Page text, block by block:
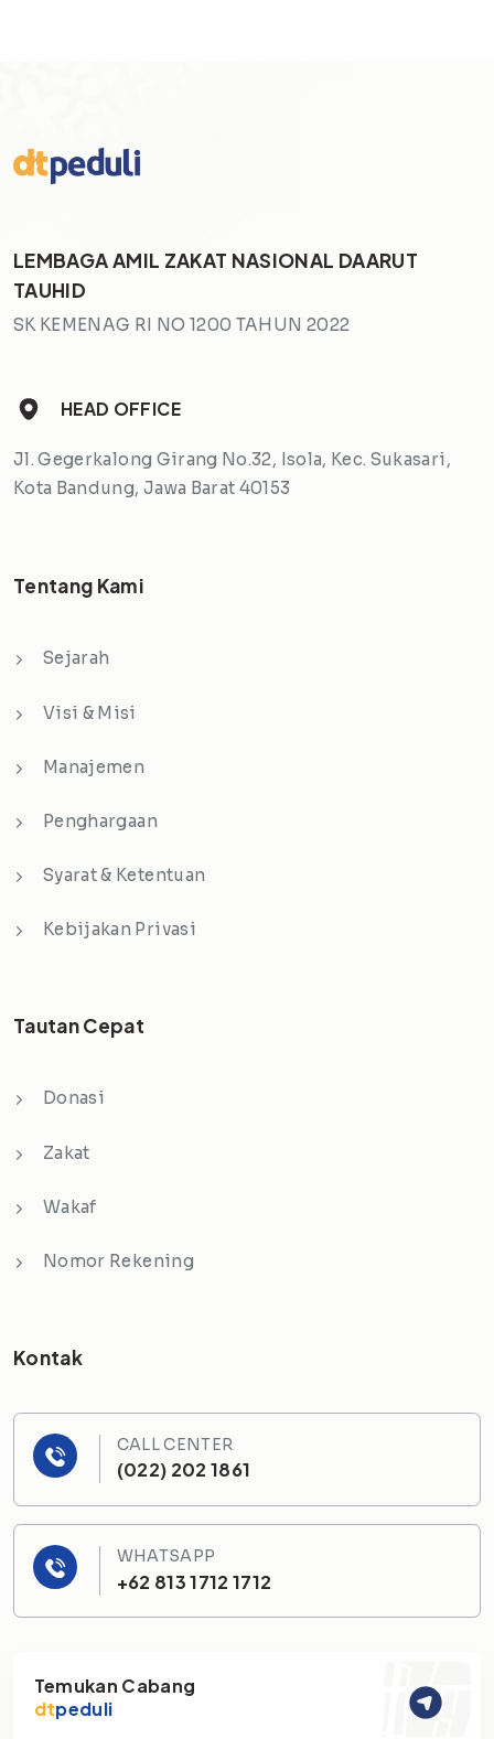
LEMBAGA AMIL ZAKAT NASIONAL DAARUT
TAUHID
SK KEMENAG RI NO 1200 TAHUN 2022
HEAD OFFICE
Jl. Gegerkalong Girang No.32, Isola, Kec. Sukasari,
Kota Bandung, Jawa Barat 40153
Tentang Kami
Sejarah
Visi & Misi
Manajemen
Penghargaan
Syarat & Ketentuan
Kebijakan Privasi
Tautan Cepat
Donasi
Zakat
Wakaf
Nomor Rekening
Kontak
CALL CENTER
(022) 202 1861
WHATSAPP
+62 813 1712 1712
Temukan Cabang
dtpeduli